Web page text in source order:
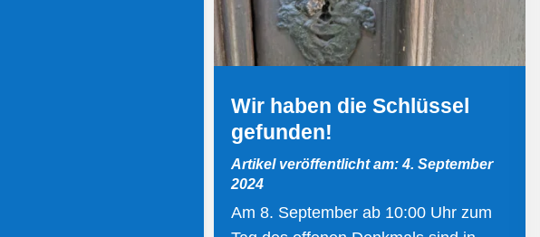
Wir haben die Schlüssel
gefunden!
Artikel veröffentlicht am: 4. September
2024
Am 8. September ab 10:00 Uhr zum